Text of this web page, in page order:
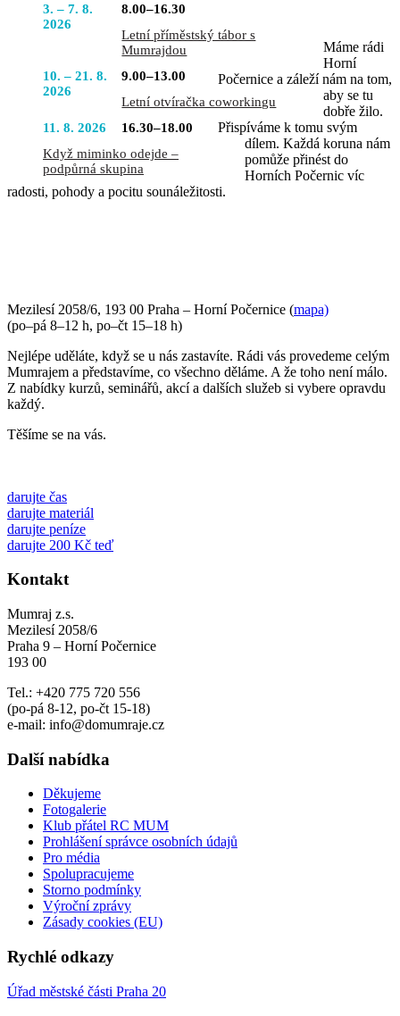
3. – 7. 8.
2026
8.00–16.30
Letní příměstský tábor s
Mumrajdou
10. – 21. 8.
2026
9.00–13.00
Letní otvíračka coworkingu
11. 8. 2026
16.30–18.00
Když miminko odejde –
podpůrná skupina
Máme rádi
Horní
Počernice a záleží nám na tom,
aby se tu
dobře žilo.
Přispíváme k tomu svým
dílem. Každá koruna nám
pomůže přinést do
Horních Počernic víc
radosti, pohody a pocitu sounáležitosti.
Mezilesí 2058/6, 193 00 Praha – Horní Počernice (mapa)
(po–pá 8–12 h, po–čt 15–18 h)
Nejlépe uděláte, když se u nás zastavíte. Rádi vás provedeme celým
Mumrajem a představíme, co všechno děláme. A že toho není málo.
Z nabídky kurzů, seminářů, akcí a dalších služeb si vybere opravdu
každý.
Těšíme se na vás.
darujte čas
darujte materiál
darujte peníze
darujte 200 Kč teď
Kontakt
Mumraj z.s.
Mezilesí 2058/6
Praha 9 – Horní Počernice
193 00
Tel.: +420 775 720 556
(po-pá 8-12, po-čt 15-18)
e-mail: info@domumraje.cz
Další nabídka
Děkujeme
Fotogalerie
Klub přátel RC MUM
Prohlášení správce osobních údajů
Pro média
Spolupracujeme
Storno podmínky
Výroční zprávy
Zásady cookies (EU)
Rychlé odkazy
Úřad městské části Praha 20